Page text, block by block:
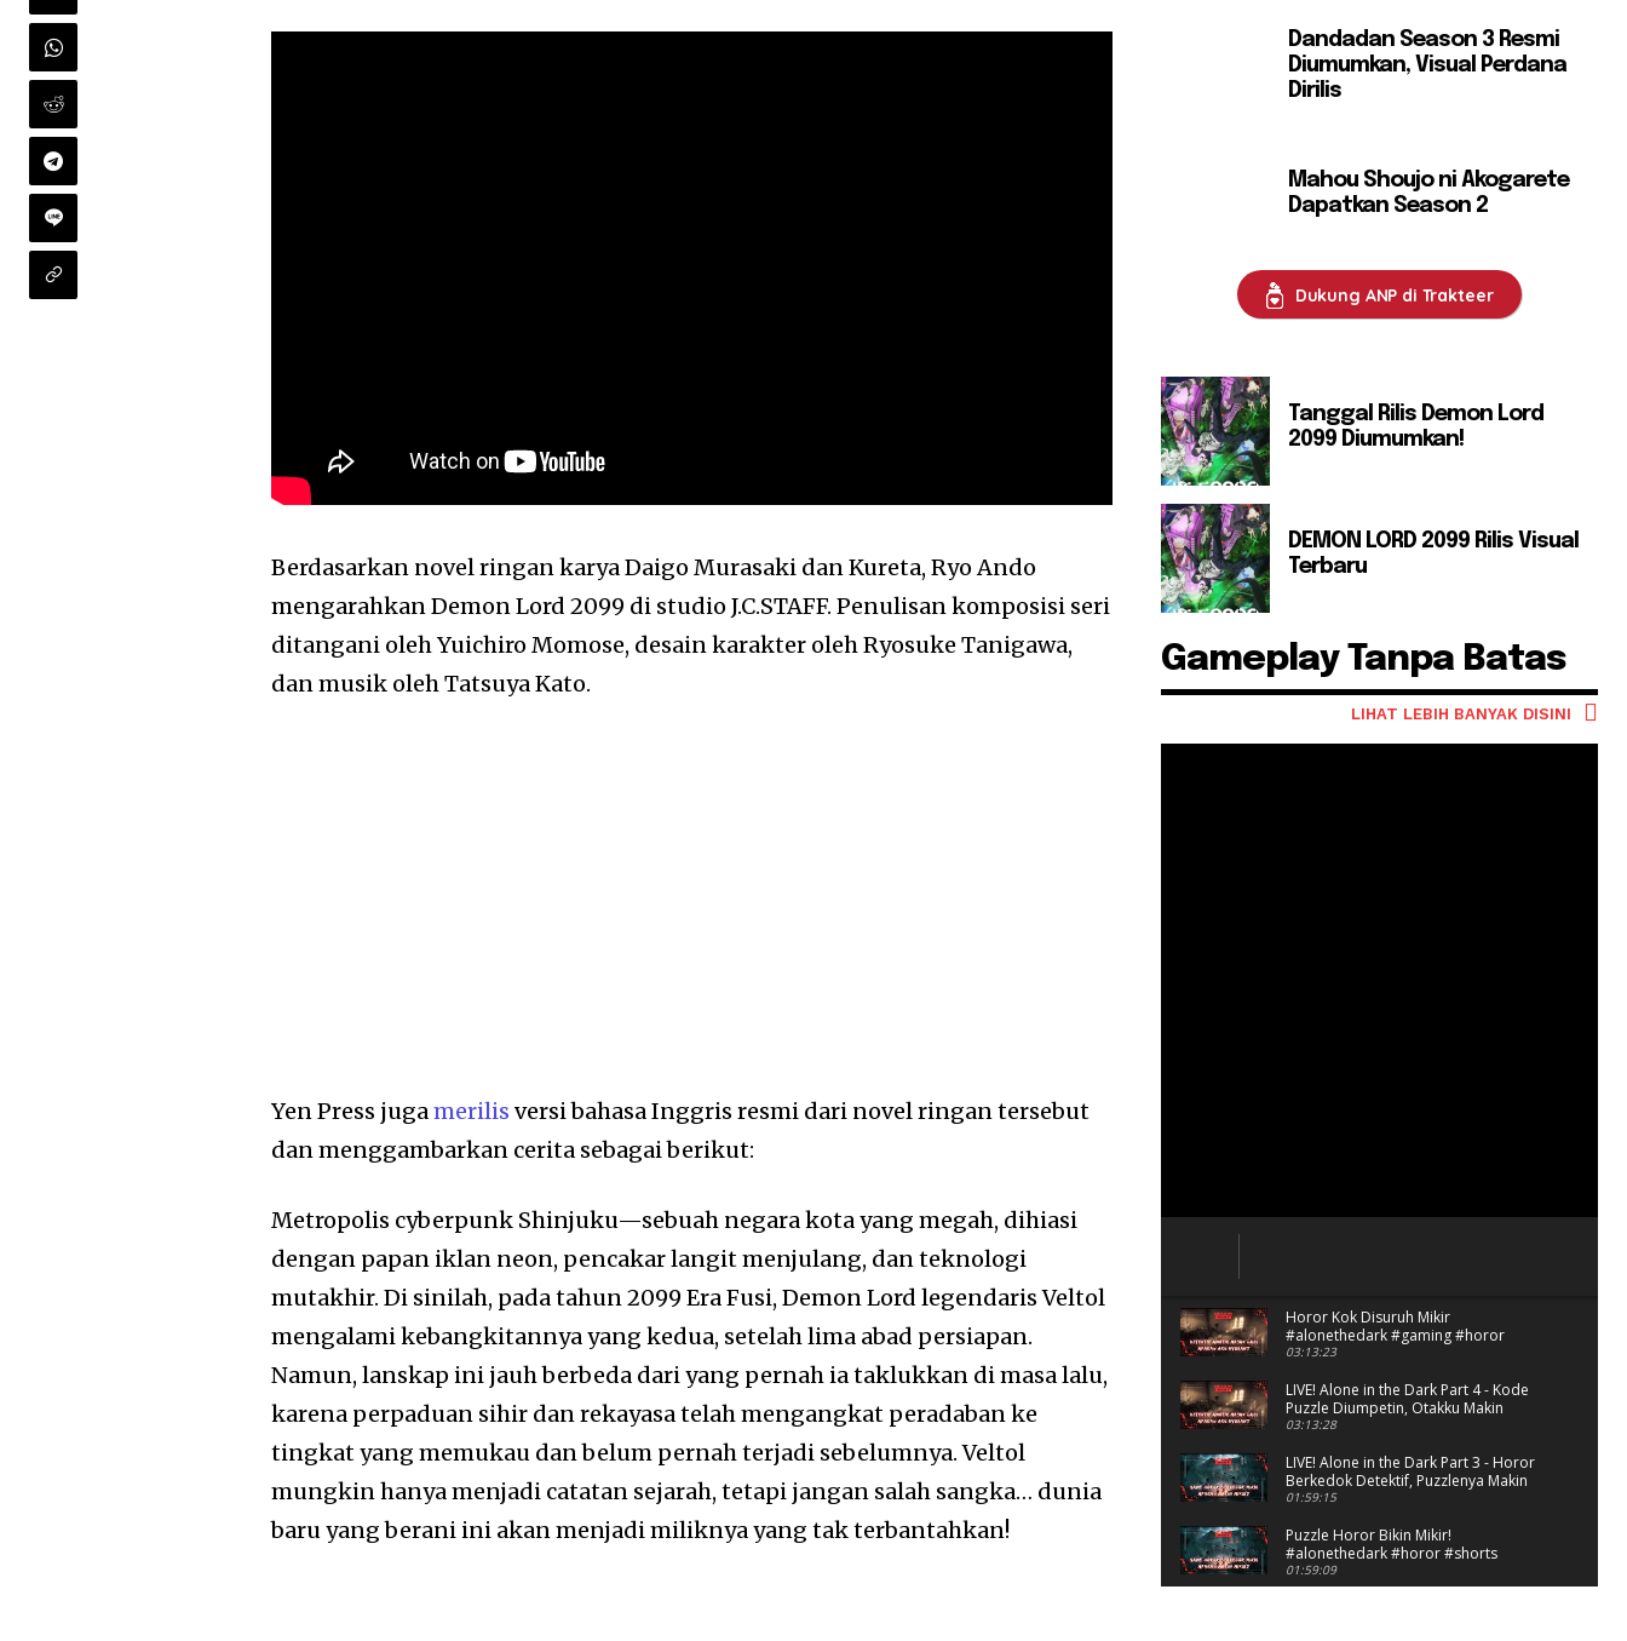
Berdasarkan novel ringan karya Daigo Murasaki dan Kureta, Ryo Ando
mengarahkan Demon Lord 2099 di studio J.C.STAFF. Penulisan komposisi seri
ditangani oleh Yuichiro Momose, desain karakter oleh Ryosuke Tanigawa,
dan musik oleh Tatsuya Kato.
Yen Press jugamerilis versi bahasa Inggris resmi dari novel ringan tersebut
dan menggambarkan cerita sebagai berikut:
Metropolis cyberpunk Shinjuku—sebuah negara kota yang megah, dihiasi
dengan papan iklan neon, pencakar langit menjulang, dan teknologi
mutakhir. Di sinilah, pada tahun 2099 Era Fusi, Demon Lord legendaris Veltol
mengalami kebangkitannya yang kedua, setelah lima abad persiapan.
Namun, lanskap ini jauh berbeda dari yang pernah ia taklukkan di masa lalu,
karena perpaduan sihir dan rekayasa telah mengangkat peradaban ke
tingkat yang memukau dan belum pernah terjadi sebelumnya. Veltol
mungkin hanya menjadi catatan sejarah, tetapi jangan salah sangka… dunia
baru yang berani ini akan menjadi miliknya yang tak terbantahkan!
Dandadan Season 3 Resmi
Diumumkan, Visual Perdana
Dirilis
Mahou Shoujo ni Akogarete
Dapatkan Season 2
Dukung ANP di Trakteer
Tanggal Rilis Demon Lord
2099 Diumumkan!
DEMON LORD 2099 Rilis Visual
Terbaru
Gameplay Tanpa Batas
LIHAT LEBIH BANYAK DISINI
Horor Kok Disuruh Mikir
#alonethedark #gaming #horor
03:13:23
LIVE! Alone in the Dark Part 4 - Kode
Puzzle Diumpetin, Otakku Makin
Kacau!
03:13:28
LIVE! Alone in the Dark Part 3 - Horor
Berkedok Detektif, Puzzlenya Makin
Bikin Mikir?
01:59:15
Puzzle Horor Bikin Mikir!
#alonethedark #horor #shorts
01:59:09